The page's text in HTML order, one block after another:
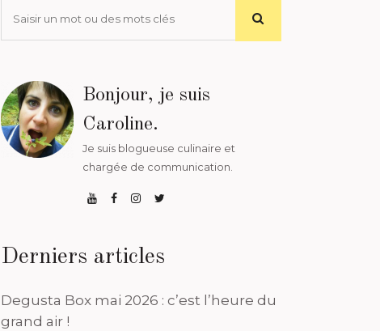
Bonjour, je suis
Caroline.
Je suis blogueuse culinaire et
chargée de communication.
Derniers articles
Degusta Box mai 2026 : c’est l’heure du
grand air !